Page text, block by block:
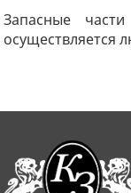
Запасные
осуществляется